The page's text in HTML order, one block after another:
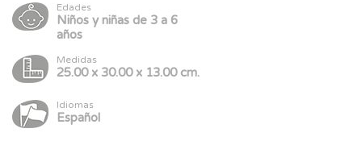
Edades
Niños y niñas de 3 a 6
años
Medidas
25.00 x 30.00 x 13.00 cm.
Idiomas
Español